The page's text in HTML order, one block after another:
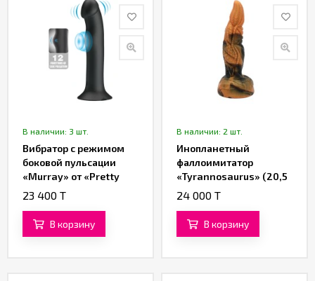
В наличии: 3 шт.
Вибратор с режимом
боковой пульсации
«Murray» от «Pretty
love» (чёрный)
23 400 T
В корзину
В наличии: 2 шт.
Инопланетный
фаллоимитатор
«Tyrannosaurus» (20,5
см)
24 000 T
В корзину